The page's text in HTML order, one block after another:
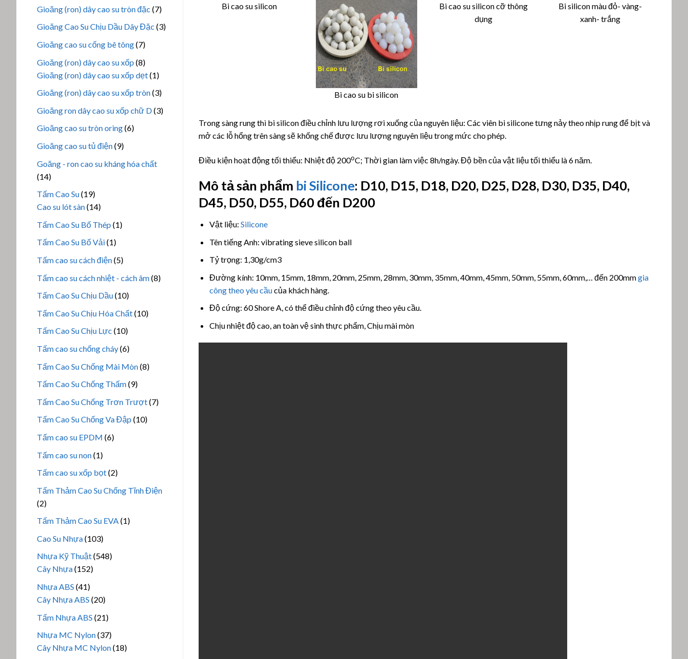
phẩm
Gioăng (ron) dây cao su tròn đặc 77
sản
phẩm
Gioăng Cao Su Chịu Dầu Dây Đặc 33
Gioăng cao su cống bê tông 77
phẩm
Gioăng (ron) dây cao su xốp 88
sản
Gioăng (ron) dây cao su xốp dẹt 11
phẩm
Gioăng (ron) dây cao su xốp tròn 33
phẩm
Gioăng ron dây cao su xốp chữ D 33
Gioăng cao su tròn oring 66
Gioăng cao su tủ điện 99
phẩm
Goăng - ron cao su kháng hóa chất
1414
Tấm Cao Su 1919
sản
Cao su lót sàn 1414
phẩm
Tấm Cao Su Bố Thép 11
Tấm Cao Su Bố Vải 11
phẩm
Tấm cao su cách điện 55
Tấm cao su cách nhiệt - cách âm 88
Tấm Cao Su Chịu Dầu 1010
sản
phẩm
Tấm Cao Su Chịu Hóa Chất 1010
Tấm Cao Su Chịu Lực 1010
phẩm
Tấm cao su chống cháy 66
phẩm
Tấm Cao Su Chống Mài Mòn 88
Tấm Cao Su Chống Thấm 99
phẩm
Tấm Cao Su Chống Trơn Trượt 77
Tấm Cao Su Chống Va Đập 1010
Tấm cao su EPDM 66
Tấm cao su non 11
phẩm
Tấm cao su xốp bọt 22
sản
phẩm
Tấm Thảm Cao Su Chống Tĩnh Điện
22
sản
Tấm Thảm Cao Su EVA 11
Cao Su Nhựa 103103
sản
phẩm
Nhựa Kỹ Thuật 548548
Cây Nhựa 152152
Nhựa ABS 4141
sản
Cây Nhựa ABS 2020
phẩm
Tấm Nhựa ABS 2121
phẩm
Nhựa MC Nylon 3737
sản
Cây Nhựa MC Nylon 1818
Bi cao su silicon
Bi cao su bi silicon
Bi cao su silicon cỡ thông
dụng
Bi silicon màu đỏ- vàng-
xanh- trắng
Trong sàng rung thì bi silicon điều chỉnh lưu lượng rơi xuống của nguyên liệu: Các viên bi silicone tưng nảy theo nhịp rung để bịt và
mở các lỗ hổng trên sàng sẽ khống chế được lưu lượng nguyên liệu trong mức cho phép.
Điều kiện hoạt động tối thiểu: Nhiệt độ 200oC; Thời gian làm việc 8h/ngày. Độ bền của vật liệu tối thiểu là 6 năm.
Mô tả sản phẩm bi Silicone: D10, D15, D18, D20, D25, D28, D30, D35, D40,
D45, D50, D55, D60 đến D200
Vật liệu: Silicone
Tên tiếng Anh: vibrating sieve silicon ball
Tỷ trọng: 1,30g/cm3
Đường kính: 10mm, 15mm, 18mm, 20mm, 25mm, 28mm, 30mm, 35mm, 40mm, 45mm, 50mm, 55mm, 60mm,… đến 200mmgia
công theo yêu cầucủa khách hàng.
Độ cứng: 60 Shore A, có thể điều chỉnh độ cứng theo yêu cầu.
Chịu nhiệt độ cao, an toàn vệ sinh thực phẩm, Chịu mài mòn